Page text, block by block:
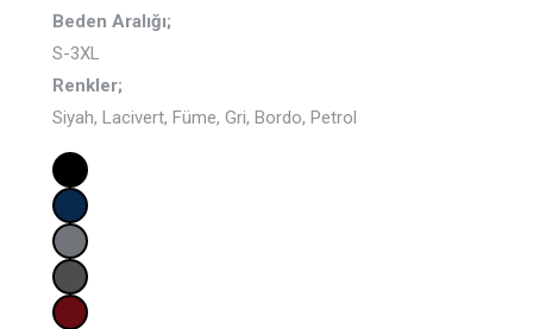
Beden Aralığı;
S-3XL
Renkler;
Siyah, Lacivert, Füme, Gri, Bordo, Petrol